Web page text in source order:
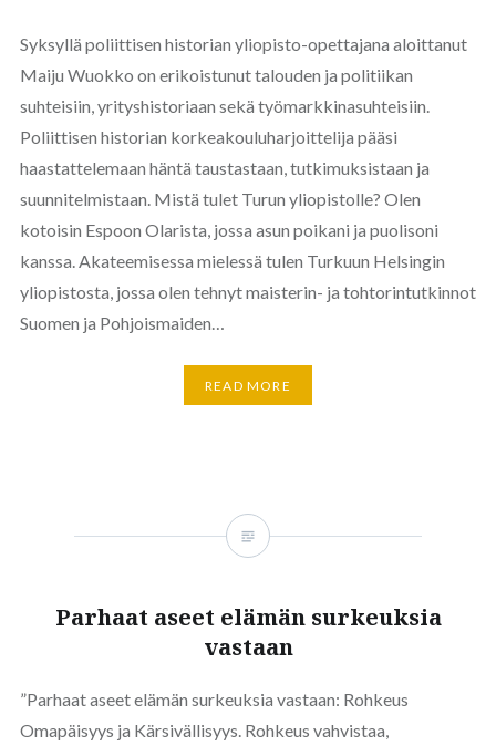
Syksyllä poliittisen historian yliopisto-opettajana aloittanut
Maiju Wuokko on erikoistunut talouden ja politiikan
suhteisiin, yrityshistoriaan sekä työmarkkinasuhteisiin.
Poliittisen historian korkeakouluharjoittelija pääsi
haastattelemaan häntä taustastaan, tutkimuksistaan ja
suunnitelmistaan. Mistä tulet Turun yliopistolle? Olen
kotoisin Espoon Olarista, jossa asun poikani ja puolisoni
kanssa. Akateemisessa mielessä tulen Turkuun Helsingin
yliopistosta, jossa olen tehnyt maisterin- ja tohtorintutkinnot
Suomen ja Pohjoismaiden…
READ MORE
Parhaat aseet elämän surkeuksia
vastaan
”Parhaat aseet elämän surkeuksia vastaan: Rohkeus
Omapäisyys ja Kärsivällisyys. Rohkeus vahvistaa,